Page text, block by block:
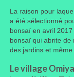
Portes
Visites
Autres
La raison pour
a été sélectionné
bonsaï en avril
bonsaï qui abrite de
des jardins et même
Le village